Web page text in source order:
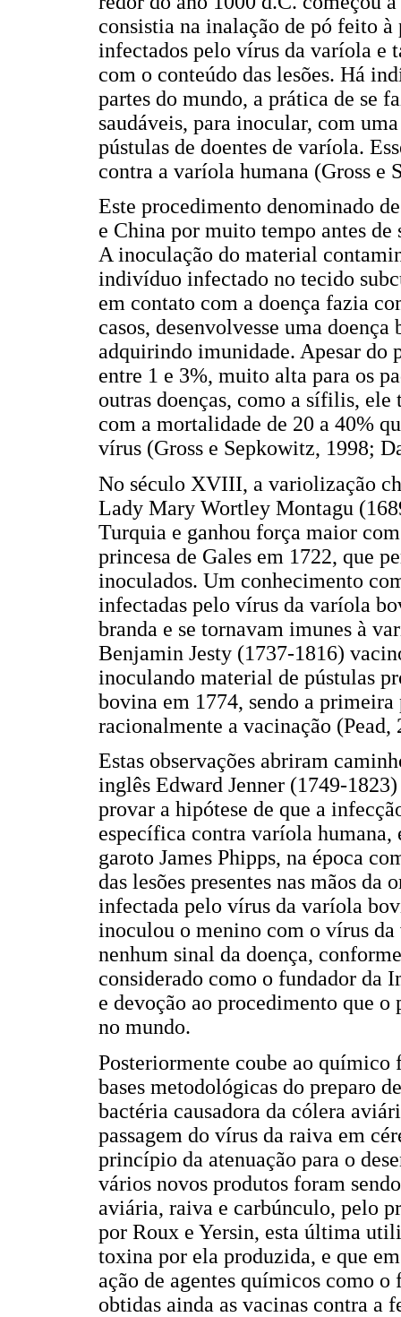
consistia na inalação de pó feito
infectados pelo vírus da varíola e
com o conteúdo das lesões. Há
partes do mundo, a prática de se
saudáveis, para inocular, com
pústulas de doentes de varíola.
contra a varíola humana (Gross e
Este procedimento denominado
e China por muito tempo antes
A inoculação do material
indivíduo infectado no tecido
em contato com a doença fazia
casos, desenvolvesse uma doença
adquirindo imunidade. Apesar do
entre 1 e 3%, muito alta para os
outras doenças, como a sífilis,
com a mortalidade de 20 a 40%
vírus (Gross e Sepkowitz, 1998;
No século XVIII, a variolização
Lady Mary Wortley Montagu
Turquia e ganhou força maior
princesa de Gales em 1722, que
inoculados. Um conhecimento
infectadas pelo vírus da varíola
branda e se tornavam imunes à
Benjamin Jesty (1737-1816)
inoculando material de pústulas
bovina em 1774, sendo a
racionalmente a vacinação (Pead,
Estas observações abriram
inglês Edward Jenner (1749-
provar a hipótese de que a
específica contra varíola
garoto James Phipps, na época
das lesões presentes nas mãos
infectada pelo vírus da varíola
inoculou o menino com o vírus
nenhum sinal da doença,
considerado como o fundador da
e devoção ao procedimento que
no mundo.
Posteriormente coube ao químico
bases metodológicas do preparo
bactéria causadora da cólera
passagem do vírus da raiva em
princípio da atenuação para o
vários novos produtos foram
aviária, raiva e carbúnculo, pelo
por Roux e Yersin, esta última
toxina por ela produzida, e que
ação de agentes químicos como
obtidas ainda as vacinas contra a